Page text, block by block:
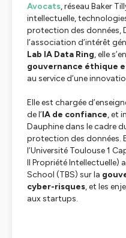
Avocats, réseau Baker
intellectuelle,
protection des données,
l’association d’intérêt
Lab IA Data Ring, elle
gouvernance éthique
au service d’une
Elle est chargée
de l’IA de confiance, et
Dauphine dans le cadre
protection des données.
l’Université Toulouse 1
II Propriété Intellectuelle)
School (TBS) sur la
cyber-risques, et les
aux startups.